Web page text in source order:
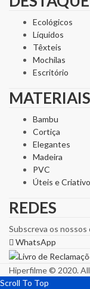
Ecológicos
Líquidos
Têxteis
Mochilas
Escritório
MATERIAIS
Bambu
Cortiça
Elegantes
Madeira
PVC
Úteis e
REDES
Subscreva os nossos
WhatsApp
Hiperfilme © 2020.
Scroll To Top